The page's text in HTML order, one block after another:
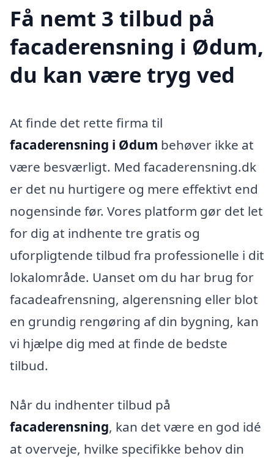
Få nemt 3 tilbud på
facaderensning i Ødum,
du kan være tryg ved
At finde det rette firma til
facaderensning i Ødum behøver ikke at
være besværligt. Med facaderensning.dk
er det nu hurtigere og mere effektivt end
nogensinde før. Vores platform gør det let
for dig at indhente tre gratis og
uforpligtende tilbud fra professionelle i dit
lokalområde. Uanset om du har brug for
facadeafrensning, algerensning eller blot
en grundig rengøring af din bygning, kan
vi hjælpe dig med at finde de bedste
tilbud.
Når du indhenter tilbud på
facaderensning, kan det være en god idé
at overveje, hvilke specifikke behov din